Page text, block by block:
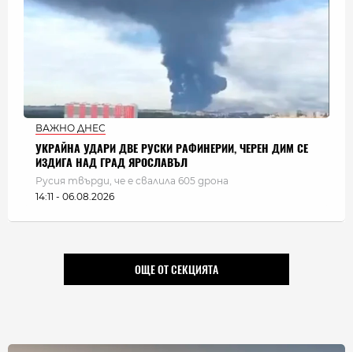
ВАЖНО ДНЕС
УКРАЙНА УДАРИ ДВЕ РУСКИ РАФИНЕРИИ, ЧЕРЕН ДИМ СЕ
ИЗДИГА НАД ГРАД ЯРОСЛАВЪЛ
Русия твърди, че е свалила 605 дрона
14:11 - 06.08.2026
ОЩЕ ОТ СЕКЦИЯТА